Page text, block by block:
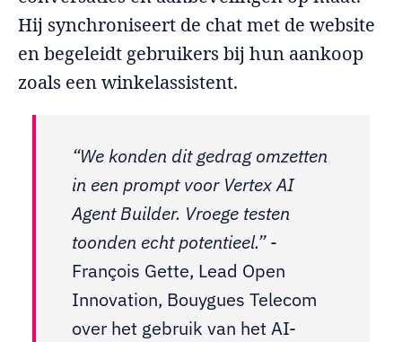
Hij synchroniseert de chat met de website
en begeleidt gebruikers bij hun aankoop
zoals een winkelassistent.
“We konden dit gedrag omzetten
in een prompt voor Vertex AI
Agent Builder. Vroege testen
toonden echt potentieel.”-
François Gette, Lead Open
Innovation, Bouygues Telecom
over het gebruik van het AI-